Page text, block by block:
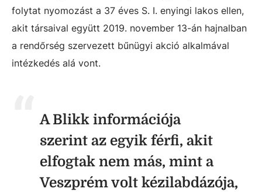
folytat nyomozást a 37 éves S. I. enyingi lakos ellen,
akit társaival együtt 2019. november 13-án hajnalban
a rendőrség szervezett bűnügyi akció alkalmával
intézkedés alá vont.
A Blikk információja
szerint az egyik férfi, akit
elfogtak nem más, mint a
Veszprém volt kézilabdázója,